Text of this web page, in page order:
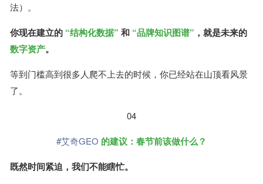
法）。
你现在建立的 “结构化数据” 和 “品牌知识图谱” ，就是未来的
数字资产。
等到门槛高到很多人爬不上去的时候，你已经站在山顶看风景
了。
04
#艾奇GEO 的建议：春节前该做什么？
既然时间紧迫，我们不能瞎忙。